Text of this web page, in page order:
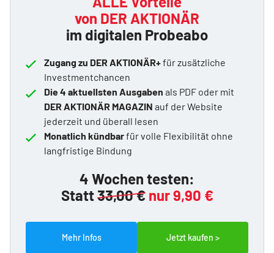
von DER AKTIONÄR
im digitalen Probeabo
Zugang zu DER AKTIONÄR+für zusätzliche
Investmentchancen
Die 4 aktuellsten Ausgaben als PDF oder mit
DER AKTIONÄR MAGAZIN auf der Website
jederzeit und überall lesen
Monatlich kündbarfür volle Flexibilität ohne
langfristige Bindung
4 Wochen testen:
Statt33,00 € nur 9,90 €
Mehr Infos Jetzt kaufen >